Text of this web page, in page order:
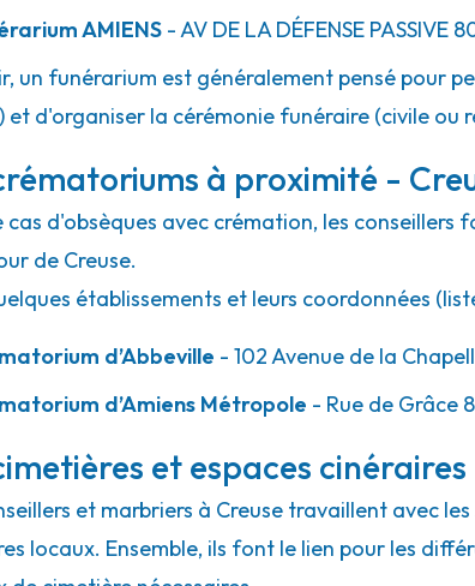
AMIENS - AV DE LA DÉFENSE PASSIVE
un funérarium est généralement pensé pour
et d'organiser la cérémonie funéraire (civile ou
à proximité -
cas d'obsèques avec crémation, les
de Creuse.
établissements et leurs coordonnées
d’Abbeville - 102 Avenue de la
d’Amiens Métropole - Rue de Grâce
et espaces cinéraires
et marbriers à Creuse travaillent avec
locaux. Ensemble, ils font le lien pour les